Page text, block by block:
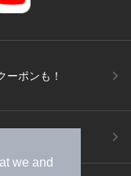
we and
ポンも！